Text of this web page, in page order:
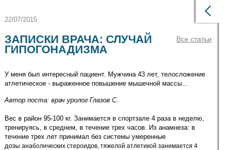
22/07/2015
Все статьи
ЗАПИСКИ ВРАЧА: СЛУЧАЙ
ГИПОГОНАДИЗМА
У меня был интересный пациент. Мужчина 43 лет, телосложение
атлетическое - выраженное повышение мышечной массы...
Автор поста: врач уролог Глазов С.
Вес в район 95-100 кг. Занимается в спортзале 4 раза в неделю,
тренируясь, в среднем, в течение трех часов. Из анамнеза: в
течение трех лет принимал без системы умеренные
дозы анаболических стероидов, тяжелой атлетикой занимается 4